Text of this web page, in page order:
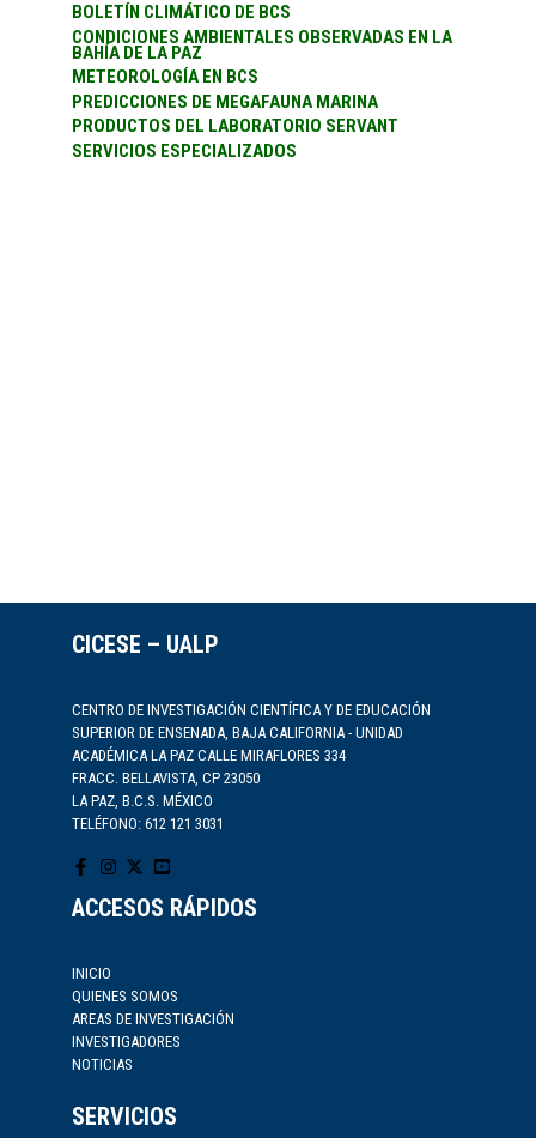
BOLETÍN CLIMÁTICO DE BCS
CONDICIONES AMBIENTALES OBSERVADAS EN LA
BAHÍA DE LA PAZ
METEOROLOGÍA EN BCS
PREDICCIONES DE MEGAFAUNA MARINA
PRODUCTOS DEL LABORATORIO SERVANT
SERVICIOS ESPECIALIZADOS
CICESE – UALP
CENTRO DE INVESTIGACIÓN CIENTÍFICA Y DE EDUCACIÓN
SUPERIOR DE ENSENADA, BAJA CALIFORNIA - UNIDAD
ACADÉMICA LA PAZ CALLE MIRAFLORES 334
FRACC. BELLAVISTA, CP 23050
LA PAZ, B.C.S. MÉXICO
TELÉFONO: 612 121 3031
ACCESOS RÁPIDOS
INICIO
QUIENES SOMOS
AREAS DE INVESTIGACIÓN
INVESTIGADORES
NOTICIAS
SERVICIOS